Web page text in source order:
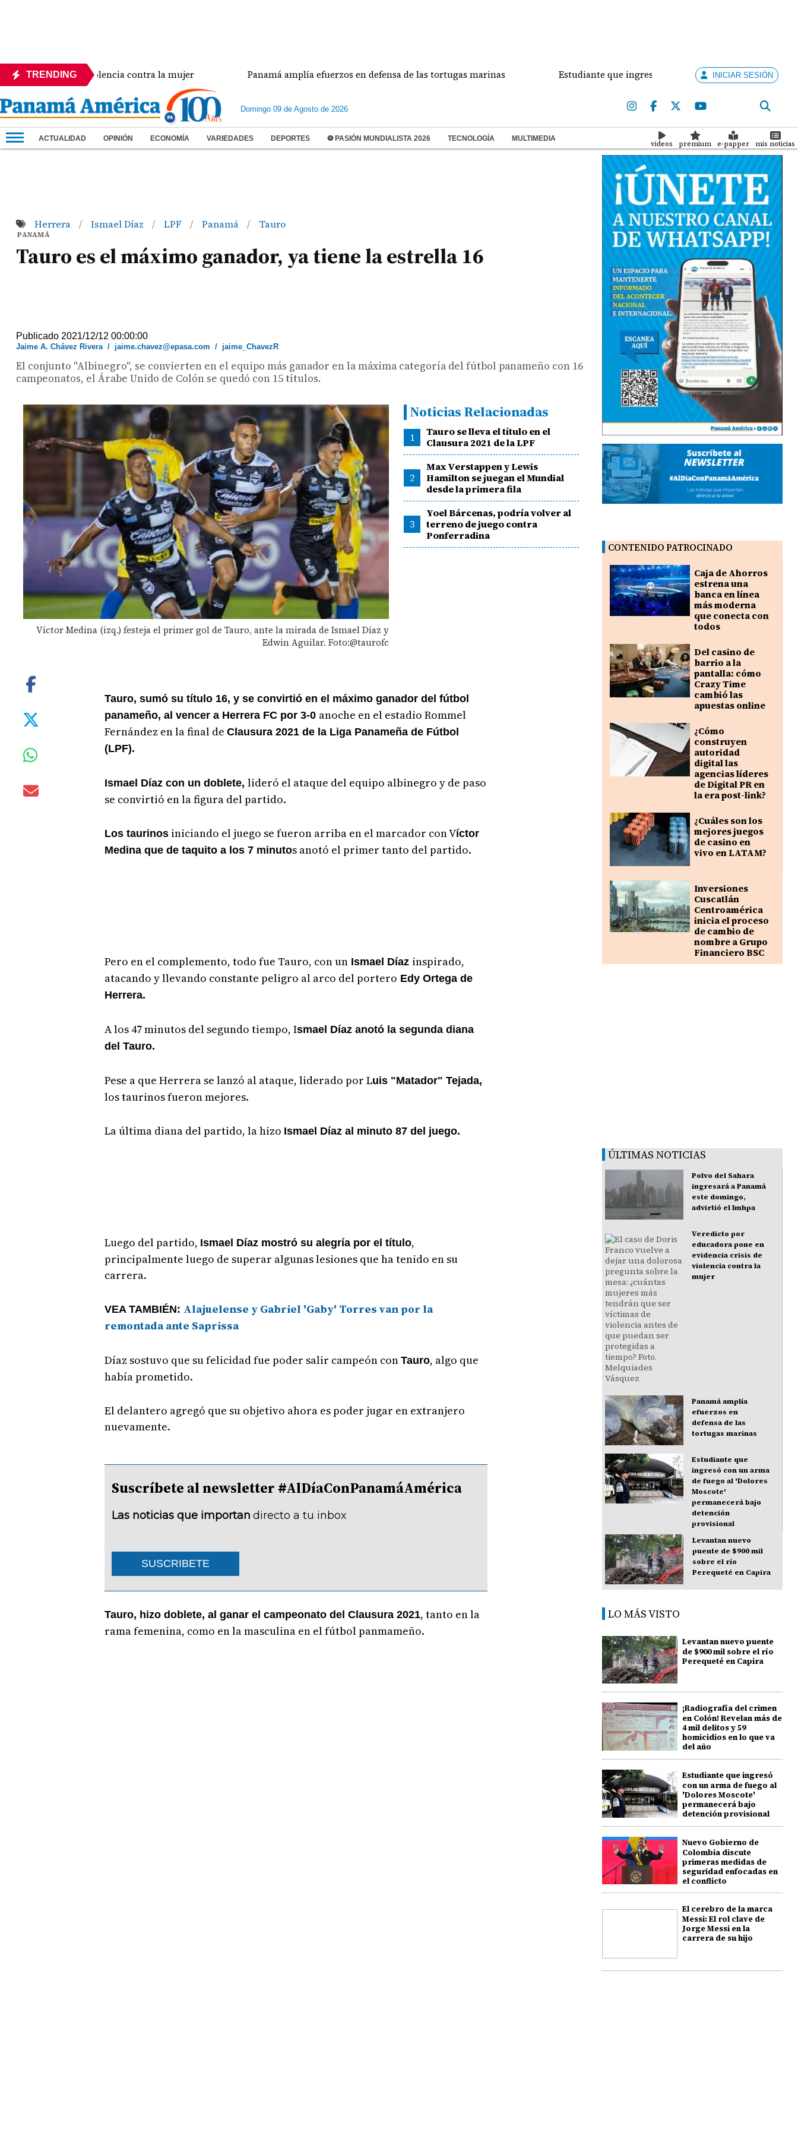
TRENDING
crisis de violencia contra la mujer Panamá amplía efuerzos en defensa de las tortugas marinas Estudiante que ingresó con un arma de fuego al 'Dolores
INICIAR SESIÓN
Domingo 09 de Agosto de 2026
ACTUALIDAD OPINIÓN ECONOMÍA VARIEDADES DEPORTES ⚽ PASIÓN MUNDIALISTA 2026 TECNOLOGÍA MULTIMEDIA
videos premium e-papper mis noticias
Herrera / Ismael Díaz / LPF / Panamá / Tauro
PANAMÁ
Tauro es el máximo ganador, ya tiene la estrella 16
Publicado 2021/12/12 00:00:00
Jaime A. Chávez Rivera/ jaime.chavez@epasa.com / jaime_ChavezR
El conjunto "Albinegro", se convierten en el equipo más ganador en la máxima categoría del fútbol panameño con 16
campeonatos, el Árabe Unido de Colón se quedó con 15 títulos.
Víctor Medina (izq.) festeja el primer gol de Tauro, ante la mirada de Ismael Díaz y
Edwin Aguilar. Foto:@taurofc
Noticias Relacionadas
1
Tauro se lleva el título en el
Clausura 2021 de la LPF
2
Max Verstappen y Lewis
Hamilton se juegan el Mundial
desde la primera fila
3
Yoel Bárcenas, podría volver al
terreno de juego contra
Ponferradina
Tauro, sumó su título 16, y se convirtió en el máximo ganador del fútbol
panameño, al vencer a Herrera FC por 3-0 anoche en el estadio Rommel
Fernández en la final de Clausura 2021 de la Liga Panameña de Fútbol
(LPF).
Ismael Díaz con un doblete, lideró el ataque del equipo albinegro y de paso
se convirtió en la figura del partido.
Los taurinosiniciando el juego se fueron arriba en el marcador con Víctor
Medina que de taquito a los 7 minutos anotó el primer tanto del partido.
Pero en el complemento, todo fue Tauro, con unIsmael Díaz inspirado,
atacando y llevando constante peligro al arco del portero Edy Ortega de
Herrera.
A los 47 minutos del segundo tiempo, Ismael Díaz anotó la segunda diana
del Tauro.
Pese a que Herrera se lanzó al ataque, liderado por Luis "Matador" Tejada,
los taurinos fueron mejores.
La última diana del partido, la hizo Ismael Díaz al minuto 87 del juego.
Luego del partido, Ismael Díaz mostró su alegría por el título,
principalmente luego de superar algunas lesiones que ha tenido en su
carrera.
VEA TAMBIÉN: Alajuelense y Gabriel 'Gaby' Torres van por la
remontada ante Saprissa
Díaz sostuvo que su felicidad fue poder salir campeón con Tauro, algo que
había prometido.
El delantero agregó que su objetivo ahora es poder jugar en extranjero
nuevamente.
Suscríbete al newsletter #AlDíaConPanamáAmérica
Las noticias que importan directo a tu inbox
SUSCRIBETE
Tauro, hizo doblete, al ganar el campeonato del Clausura 2021, tanto en la
rama femenina, como en la masculina en el fútbol panmameño.
CONTENIDO PATROCINADO
Caja de Ahorros
estrena una
banca en línea
más moderna
que conecta con
todos
Del casino de
barrio a la
pantalla: cómo
Crazy Time
cambió las
apuestas online
¿Cómo
construyen
autoridad
digital las
agencias líderes
de Digital PR en
la era post-link?
¿Cuáles son los
mejores juegos
de casino en
vivo en LATAM?
Inversiones
Cuscatlán
Centroamérica
inicia el proceso
de cambio de
nombre a Grupo
Financiero BSC
ÚLTIMAS NOTICIAS
Polvo del Sahara
ingresará a Panamá
este domingo,
advirtió el Imhpa
Veredicto por
educadora pone en
evidencia crisis de
violencia contra la
mujer
Panamá amplía
efuerzos en
defensa de las
tortugas marinas
Estudiante que
ingresó con un arma
de fuego al 'Dolores
Moscote'
permanecerá bajo
detención
provisional
Levantan nuevo
puente de $900 mil
sobre el río
Perequeté en Capira
LO MÁS VISTO
Levantan nuevo puente
de $900 mil sobre el río
Perequeté en Capira
¡Radiografía del crimen
en Colón! Revelan más de
4 mil delitos y 59
homicidios en lo que va
del año
Estudiante que ingresó
con un arma de fuego al
'Dolores Moscote'
permanecerá bajo
detención provisional
Nuevo Gobierno de
Colombia discute
primeras medidas de
seguridad enfocadas en
el conflicto
El cerebro de la marca
Messi: El rol clave de
Jorge Messi en la
carrera de su hijo